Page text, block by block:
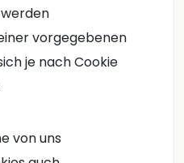
vorgegebenen
je nach Cookie
von uns